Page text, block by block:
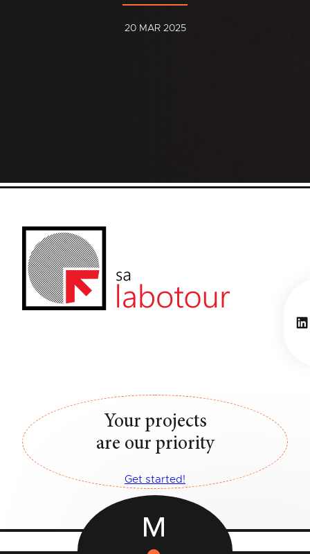
20 MAR 2025
Your projects
are our priority
Get started!